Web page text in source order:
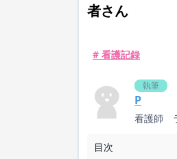
者さん
# 看護記録
執筆
P
看護師
目次